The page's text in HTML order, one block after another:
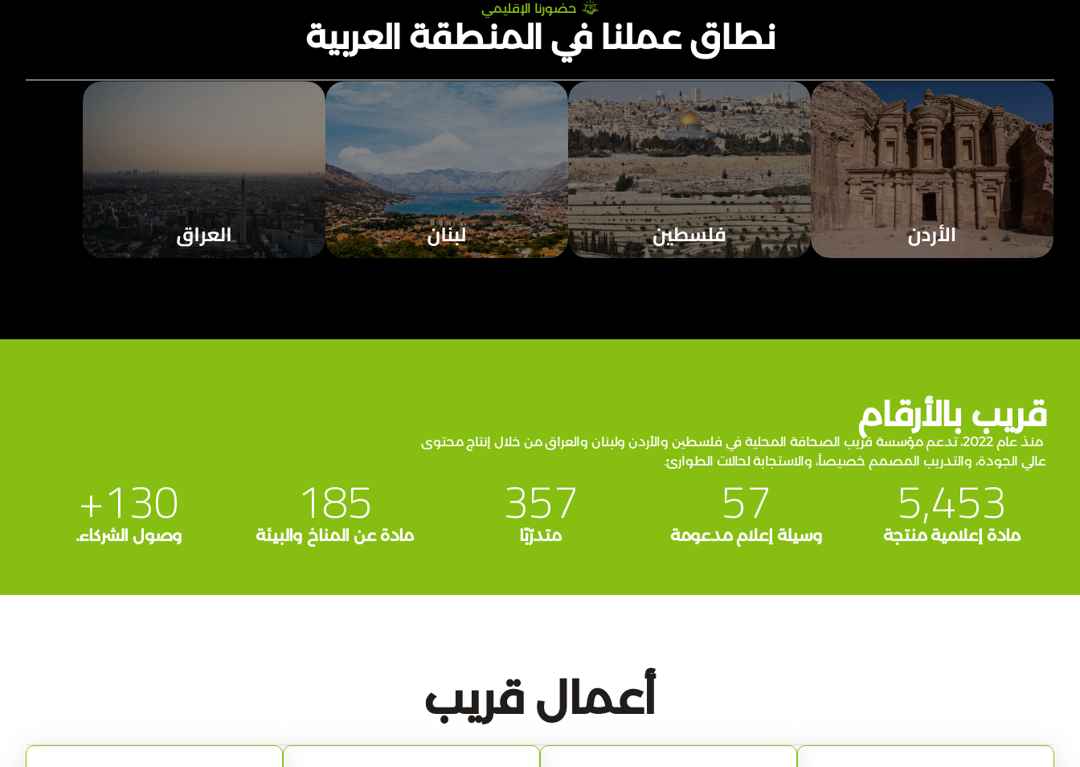
حضورنا الإقليمي
نطاق عملنا في المنطقة العربية
قريب بالأرقام
منذ عام 2022، تدعم مؤسسة قريب الصحافة المحلية في فلسطين والأردن ولبنان والعراق من خلال إنتاج محتوى
عالي الجودة، والتدريب المصمم خصيصاً، والاستجابة لحالات الطوارئ.
مادة إعلامية منتجة
5,453 وسيلة إعلام مدعومة
57 متدرّبًا
357 مادة عن المناخ والبيئة
185 وصول الشركاء.
130
+
أعمال قريب